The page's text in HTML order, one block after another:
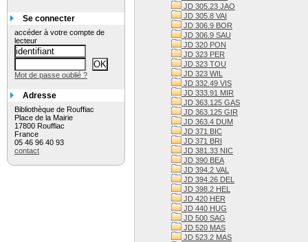
JD 305.23 JAO
JD 305.8 VAI
JD 306.9 BOR
JD 306.9 SAU
JD 320 PON
JD 323 PER
JD 323 TOU
JD 323 WIL
JD 332.49 VIS
JD 333.91 MIR
JD 363.125 GAS
JD 363.125 GIR
JD 363.4 DUM
JD 371 BIC
JD 371 BRI
JD 381.33 NIC
JD 390 BEA
JD 394.2 VAL
JD 394.26 DEL
JD 398.2 HEL
JD 420 HER
JD 440 HUG
JD 500 SAG
JD 520 MAS
JD 523.2 MAS
Se connecter
accéder à votre compte de
lecteur
Mot de passe oublié ?
Adresse
Bibliothèque de Rouffiac
Place de la Mairie
17800 Rouffiac
France
05 46 96 40 93
contact